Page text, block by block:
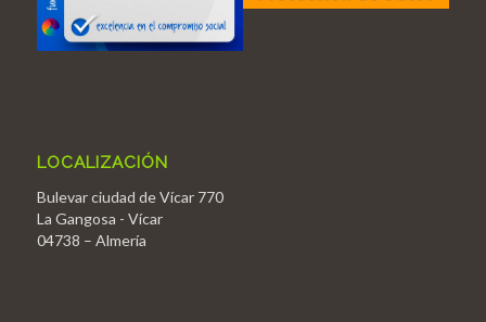
LOCALIZACIÓN
Bulevar ciudad de Vícar 770
La Gangosa - Vícar
04738 – Almería